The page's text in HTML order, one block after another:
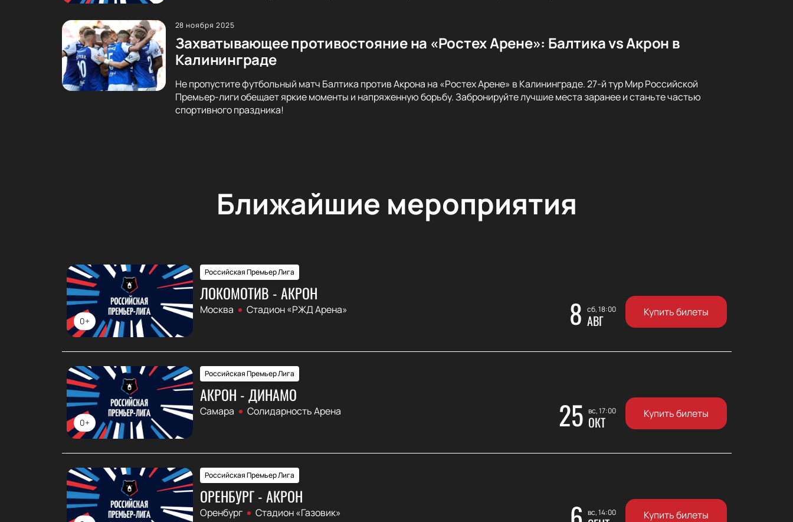
28 ноября 2025
Захватывающее противостояние на «Ростех Арене»: Балтика vs Акрон в
Калининграде
Не пропустите футбольный матч Балтика против Акрона на «Ростех Арене» в Калининграде. 27-й тур Мир Российской
Премьер-лиги обещает яркие моменты и напряженную борьбу. Забронируйте лучшие места заранее и станьте частью
спортивного праздника!
Ближайшие мероприятия
0+
Российская Премьер Лига
ЛОКОМОТИВ - АКРОН
Москва Стадион «РЖД Арена» 8 сб, 18:00
АВГ Купить билеты
0+
Российская Премьер Лига
АКРОН - ДИНАМО
Самара Солидарность Арена 25 вс, 17:00
ОКТ Купить билеты
Российская Премьер Лига
ОРЕНБУРГ - АКРОН
Оренбург Стадион «Газовик» вс, 14:00 Купить билеты